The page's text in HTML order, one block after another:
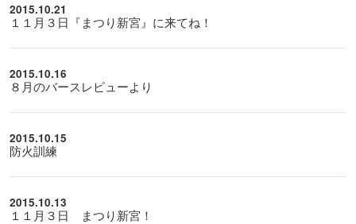
2015.10.21
１１月３日『まつり新宮』に来てね！
2015.10.16
８月のバースレビューより
2015.10.15
防火訓練
2015.10.13
１１月３日 まつり新宮！